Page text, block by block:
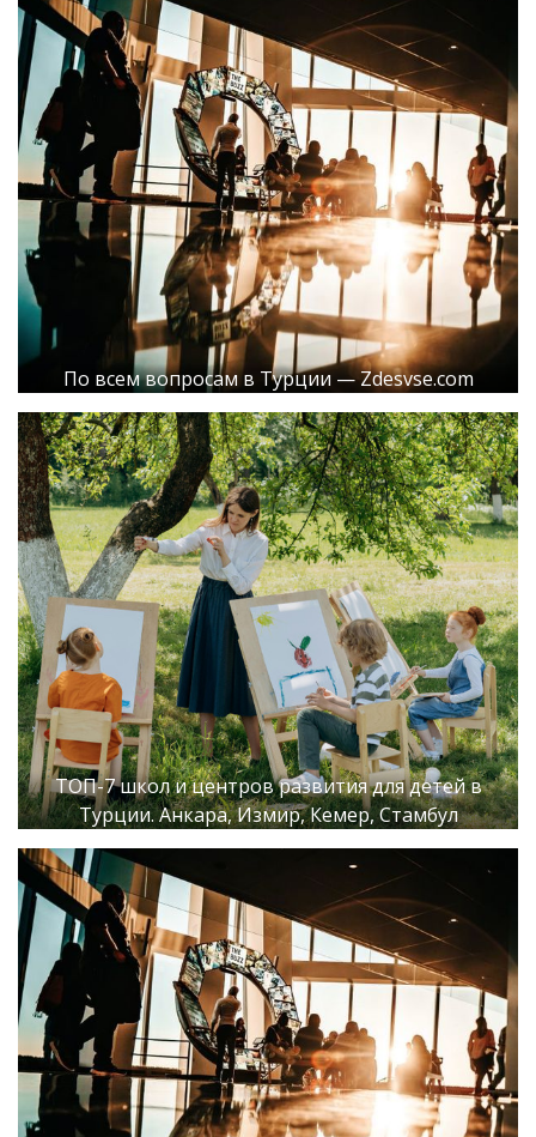
По всем вопросам в Турции — Zdesvse.com
ТОП-7 школ и центров развития для детей в
Турции. Анкара, Измир, Кемер, Стамбул